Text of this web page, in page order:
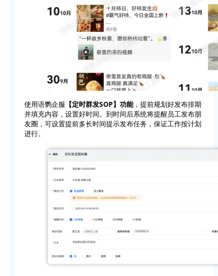
使用语鹦企服 【定时群发SOP】功能，提前规划好发布排期
并填充内容，设置好时间。到时间后系统将提醒员工发布朋
友圈，可设置提前多长时间提示发布任务，保证工作按计划
进行。